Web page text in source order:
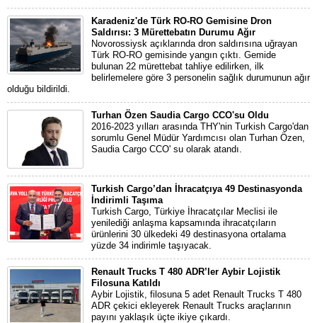
Karadeniz'de Türk RO-RO Gemisine Dron
Saldırısı: 3 Mürettebatın Durumu Ağır
Novorossiysk açıklarında dron saldırısına uğrayan
Türk RO-RO gemisinde yangın çıktı. Gemide
bulunan 22 mürettebat tahliye edilirken, ilk
belirlemelere göre 3 personelin sağlık durumunun ağır
olduğu bildirildi.
Turhan Özen Saudia Cargo CCO'su Oldu
2016-2023 yılları arasında THY'nin Turkish Cargo'dan
sorumlu Genel Müdür Yardımcısı olan Turhan Özen,
Saudia Cargo CCO' su olarak atandı.
Turkish Cargo’dan İhracatçıya 49 Destinasyonda
İndirimli Taşıma
Turkish Cargo, Türkiye İhracatçılar Meclisi ile
yenilediği anlaşma kapsamında ihracatçıların
ürünlerini 30 ülkedeki 49 destinasyona ortalama
yüzde 34 indirimle taşıyacak.
Renault Trucks T 480 ADR’ler Aybir Lojistik
Filosuna Katıldı
Aybir Lojistik, filosuna 5 adet Renault Trucks T 480
ADR çekici ekleyerek Renault Trucks araçlarının
payını yaklaşık üçte ikiye çıkardı.